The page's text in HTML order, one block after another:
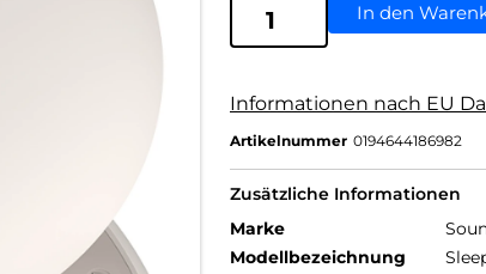
In den
Informationen nach EU
Artikelnummer 0194644186982
Zusätzliche Informationen
Marke
Modellbezeichnung